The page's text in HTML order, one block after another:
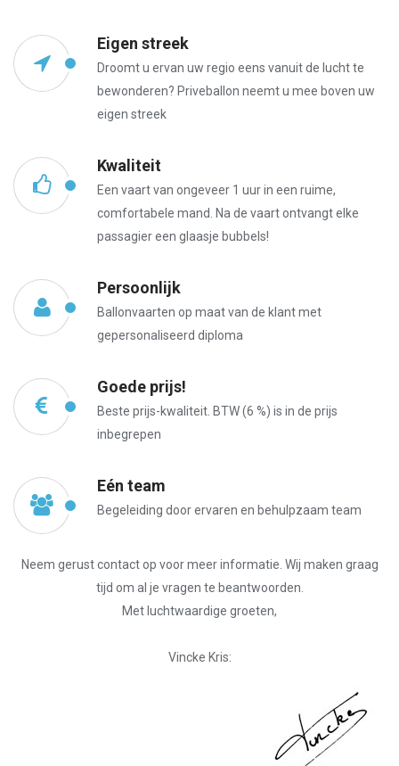
Eigen streek
Droomt u ervan uw regio eens vanuit de lucht te
bewonderen? Priveballon neemt u mee boven uw
eigen streek
Kwaliteit
Een vaart van ongeveer 1 uur in een ruime,
comfortabele mand. Na de vaart ontvangt elke
passagier een glaasje bubbels!
Persoonlijk
Ballonvaarten op maat van de klant met
gepersonaliseerd diploma
Goede prijs!
Beste prijs-kwaliteit. BTW (6 %) is in de prijs
inbegrepen
Eén team
Begeleiding door ervaren en behulpzaam team
Neem gerust contact op voor meer informatie. Wij maken graag
tijd om al je vragen te beantwoorden.
Met luchtwaardige groeten,
Vincke Kris: